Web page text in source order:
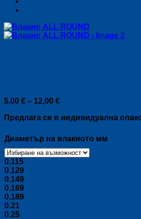
5,00 € – 12,00 €Price
5,00 €
12,00 €
Предлага се в индивидуална
Диаметър на влакното мм
0.115
0.129
0.149
0.169
0.189
0.21
0.25